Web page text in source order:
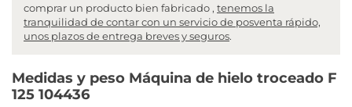
comprar un producto bien fabricado , tenemos la
tranquilidad de contar con un servicio de posventa rápido,
unos plazos de entrega breves y seguros.
Medidas y peso Máquina de hielo troceado F
125 104436